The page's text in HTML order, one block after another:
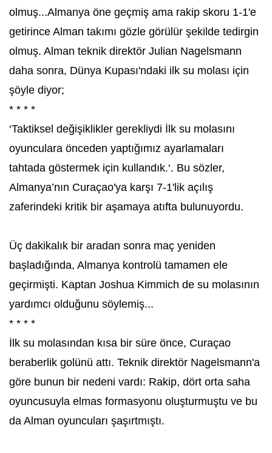
olmuş...Almanya öne geçmiş ama rakip skoru 1-1'e
getirince Alman takımı gözle görülür şekilde tedirgin
olmuş. Alman teknik direktör Julian Nagelsmann
daha sonra, Dünya Kupası'ndaki ilk su molası için
şöyle diyor;
* * * *
‘Taktiksel değişiklikler gerekliydi İlk su molasını
oyunculara önceden yaptığımız ayarlamaları
tahtada göstermek için kullandık.‘. Bu sözler,
Almanya’nın Curaçao'ya karşı 7-1'lik açılış
zaferindeki kritik bir aşamaya atıfta bulunuyordu.
Üç dakikalık bir aradan sonra maç yeniden
başladığında, Almanya kontrolü tamamen ele
geçirmişti. Kaptan Joshua Kimmich de su molasının
yardımcı olduğunu söylemiş...
* * * *
İlk su molasından kısa bir süre önce, Curaçao
beraberlik golünü attı. Teknik direktör Nagelsmann'a
göre bunun bir nedeni vardı: Rakip, dört orta saha
oyuncusuyla elmas formasyonu oluşturmuştu ve bu
da Alman oyuncuları şaşırtmıştı.